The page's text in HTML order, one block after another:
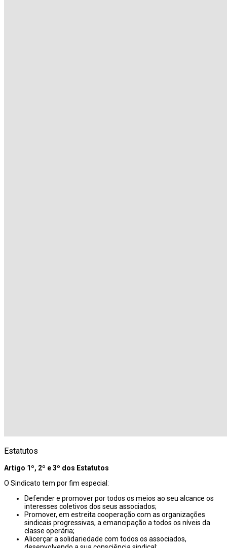
Estatutos
Artigo 1º, 2º e 3º dos Estatutos
O Sindicato tem por fim especial:
Defender e promover por todos os meios ao seu alcance os
interesses coletivos dos seus associados;
Promover, em estreita cooperação com as organizações
sindicais progressivas, a emancipação a todos os níveis da
classe operária;
Alicerçar a solidariedade com todos os associados,